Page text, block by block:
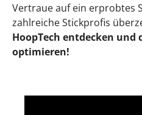
Vertraue auf ein erprobtes
zahlreiche Stickprofis
HoopTech entdecken und
optimieren!